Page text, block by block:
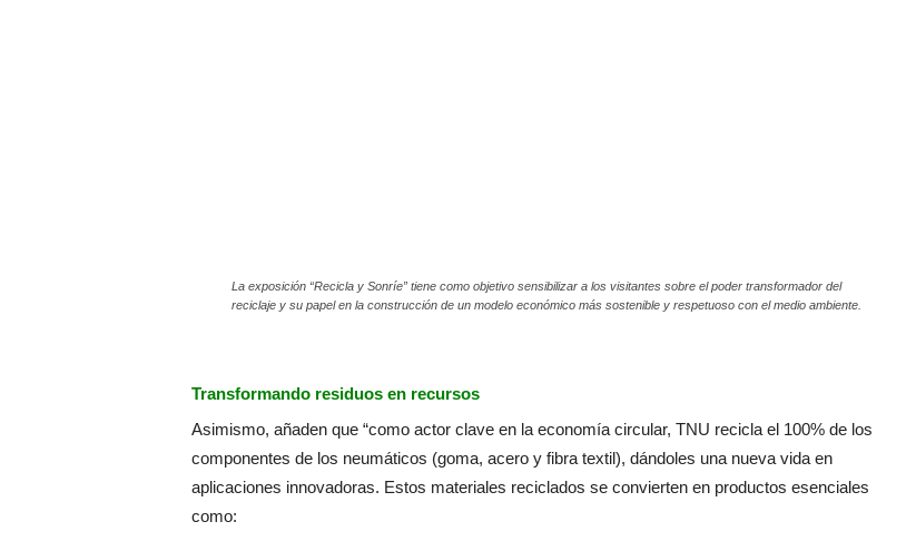
La exposición “Recicla y Sonríe” tiene como objetivo sensibilizar a los visitantes sobre el poder transformador del
reciclaje y su papel en la construcción de un modelo económico más sostenible y respetuoso con el medio ambiente.
Transformando residuos en recursos
Asimismo, añaden que “como actor clave en la economía circular, TNU recicla el 100% de los
componentes de los neumáticos (goma, acero y fibra textil), dándoles una nueva vida en
aplicaciones innovadoras. Estos materiales reciclados se convierten en productos esenciales
como: